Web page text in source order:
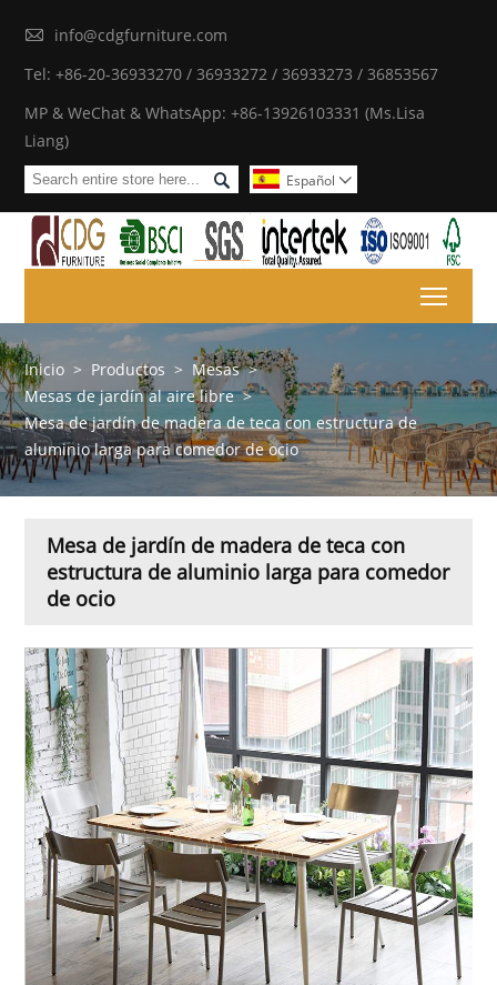

info@cdgfurniture.com
Tel: +86-20-36933270 / 36933272 / 36933273 / 36853567
MP & WeChat & WhatsApp: +86-13926103331 (Ms.Lisa
Liang)
 Español 
Inicio > Productos > Mesas >
Mesas de jardín al aire libre >
Mesa de jardín de madera de teca con estructura de
aluminio larga para comedor de ocio
Mesa de jardín de madera de teca con
estructura de aluminio larga para comedor
de ocio